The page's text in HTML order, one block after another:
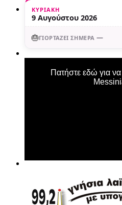
ΚΥΡΙΑΚΉ
9 Αυγούστου 2026
🎂ΓΙΟΡΤΆΖΕΙ ΣΉΜΕΡΑ —
Πατήστε εδώ για